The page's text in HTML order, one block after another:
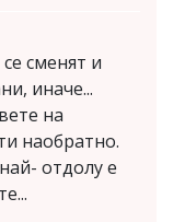
сменят и
иначе...
на
наобратно.
отдолу е